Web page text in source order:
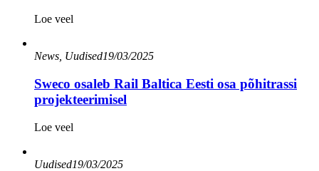
Loe veel
News, Uudised19/03/2025
Sweco osaleb Rail Baltica Eesti osa põhitrassi
projekteerimisel
Loe veel
Uudised19/03/2025